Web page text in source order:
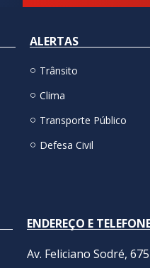
ALERTAS
Trânsito
Clima
Transporte Público
Defesa Civil
ENDEREÇO E
Av. Feliciano Sodré,